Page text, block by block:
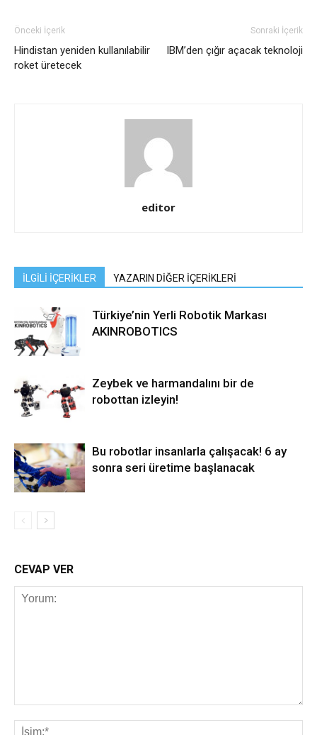
Önceki İçerik
Hindistan yeniden kullanılabilir
roket üretecek
Sonraki İçerik
IBM’den çığır açacak teknoloji
editor
İLGİLİ İÇERİKLER YAZARIN DİĞER İÇERİKLERİ
Türkiye’nin Yerli Robotik Markası
AKINROBOTICS
Zeybek ve harmandalını bir de
robottan izleyin!
Bu robotlar insanlarla çalışacak! 6 ay
sonra seri üretime başlanacak
CEVAP VER